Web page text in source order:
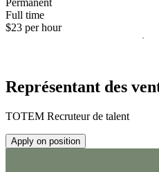
Permanent
Full time
$23 per hour
Représentant des
TOTEM Recruteur de talent
Apply on position